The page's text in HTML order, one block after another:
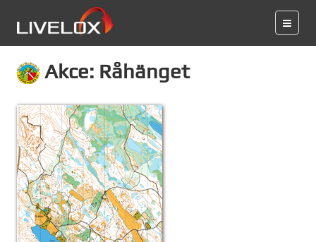
Akce: Råhänget